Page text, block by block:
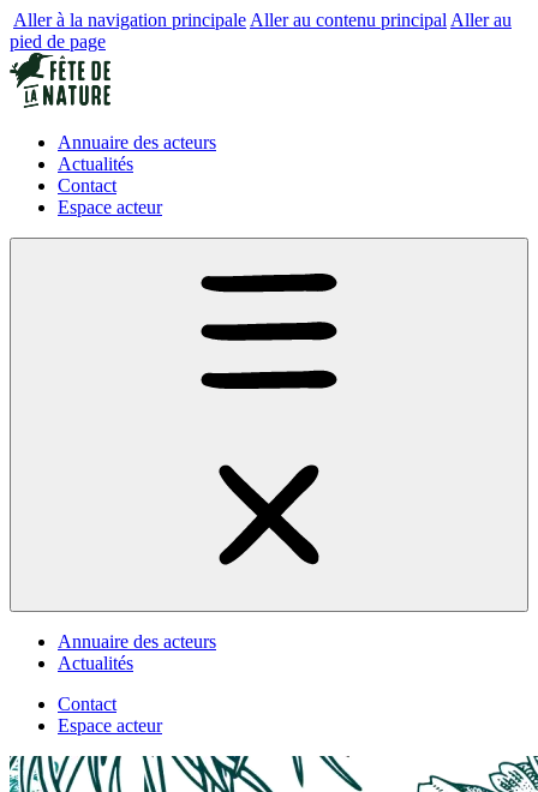
Aller à la navigation principale Aller au contenu principal Aller au
pied de page
Annuaire des acteurs
Actualités
Contact
Espace acteur
Annuaire des acteurs
Actualités
Contact
Espace acteur